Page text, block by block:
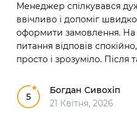
Менеджер спілкувався
ввічливо і допоміг швидко
оформити замовлення. На
питання відповів спокійно,
просто і зрозуміло. Після
добре враження.
5
Богдан Сивохіп
21 Квітня, 2026